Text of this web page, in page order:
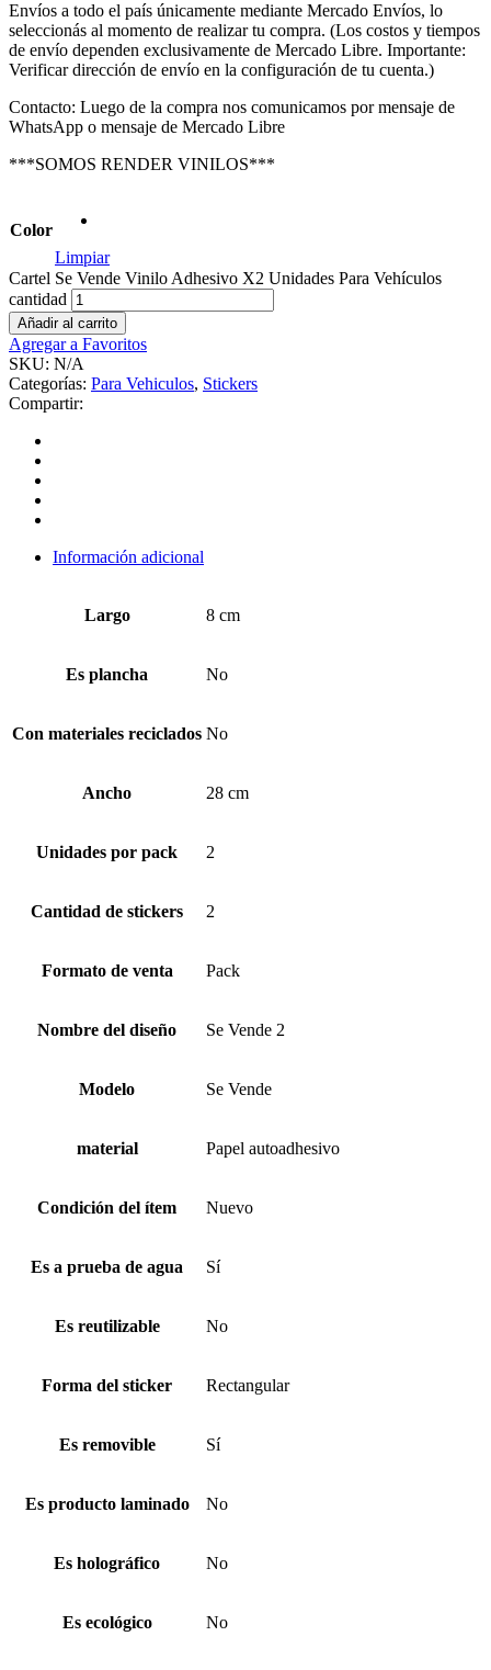
Envíos a todo el país únicamente mediante Mercado Envíos, lo
seleccionás al momento de realizar tu compra. (Los costos y tiempos
de envío dependen exclusivamente de Mercado Libre. Importante:
Verificar dirección de envío en la configuración de tu cuenta.)
Contacto: Luego de la compra nos comunicamos por mensaje de
WhatsApp o mensaje de Mercado Libre
***SOMOS RENDER VINILOS***
Color
Limpiar
Cartel Se Vende Vinilo Adhesivo X2 Unidades Para Vehículos
cantidad
Añadir al carrito
Agregar a Favoritos
SKU: N/A
Categorías: Para Vehiculos, Stickers
Compartir:
Información adicional
Largo 8 cm
Es plancha No
Con materiales reciclados No
Ancho 28 cm
Unidades por pack 2
Cantidad de stickers 2
Formato de venta Pack
Nombre del diseño Se Vende 2
Modelo Se Vende
material Papel autoadhesivo
Condición del ítem Nuevo
Es a prueba de agua Sí
Es reutilizable No
Forma del sticker Rectangular
Es removible Sí
Es producto laminado No
Es holográfico No
Es ecológico No